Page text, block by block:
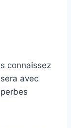
connaissez
avec